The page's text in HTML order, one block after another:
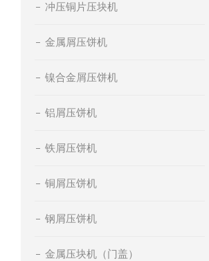
冲压铜片压块机
金属屑压饼机
镍合金屑压饼机
铝屑压饼机
铁屑压饼机
铜屑压饼机
钢屑压饼机
金属压块机（门盖）